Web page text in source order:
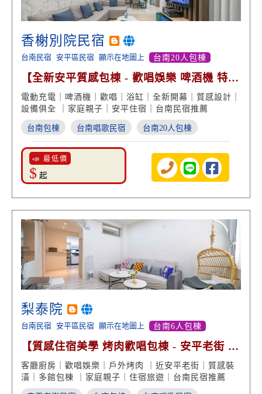
香榭別院民宿
台南民宿 安平區民宿 顯示在地圖上 台南20人包棟
【全新安平質感包棟 - 歡唱娛樂 啤酒機 特斯
拉充電】
電動充電｜啤酒機｜歡唱｜浴缸｜全新開幕｜質感設計｜
設備俱全 ｜家庭親子｜安平住宿｜台南民宿推薦
台南包棟 台南唱歌民宿 台南20人包棟
📣 最低價
$ 起
梨泰院
台南民宿 安平區民宿 顯示在地圖上 台南6人包棟
【質感住宿美學 烤肉歡唱包棟 - 安平老街 美
食美景超方便】
客廳廚房｜歡唱娛樂｜戶外烤肉 ｜近安平老街｜質感裝
潢｜多館包棟 ｜家庭親子｜住宿旅遊｜台南民宿推薦